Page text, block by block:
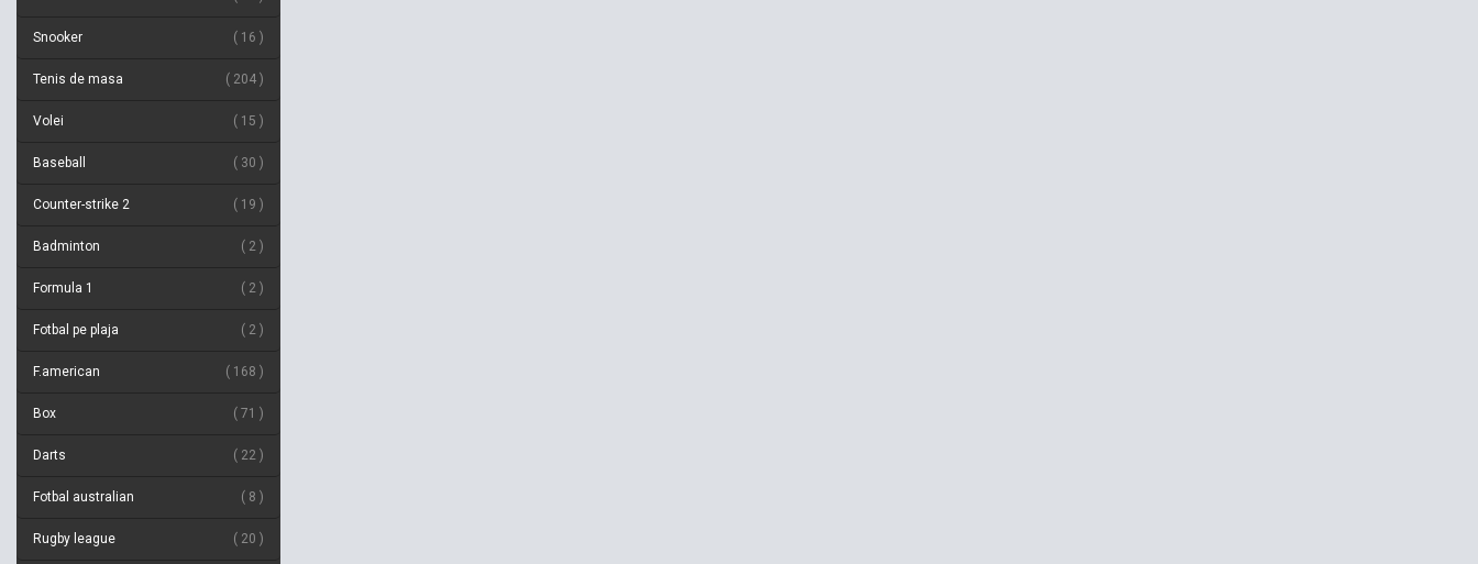
Snooker 16
Tenis de masa 204
Volei 15
Baseball 30
Counter-strike 2 19
Badminton 2
Formula 1 2
Fotbal pe plaja 2
F.american 168
Box 71
Darts 22
Fotbal australian 8
Rugby league 20